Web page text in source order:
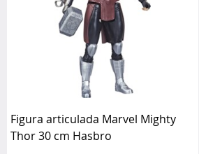
Figura articulada Marvel Mighty
Thor 30 cm Hasbro